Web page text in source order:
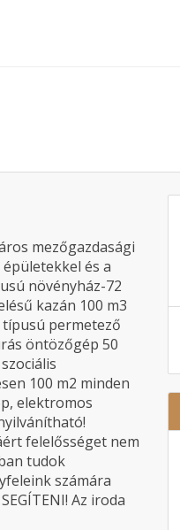
mezőgazdasági
és a
növényház-72
kazán 100 m3
permetező
öntözőgép 50
100 m2 minden
elektromos
felelősséget nem
tudok
számára
Az iroda